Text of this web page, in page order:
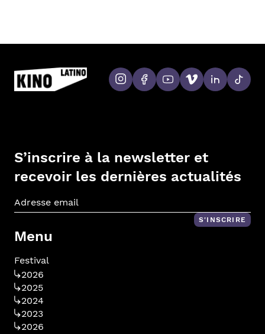
S’inscrire à la newsletter et
recevoir les dernières actualités
S'INSCRIRE
Menu
Festival
2026
2025
2024
2023
2026